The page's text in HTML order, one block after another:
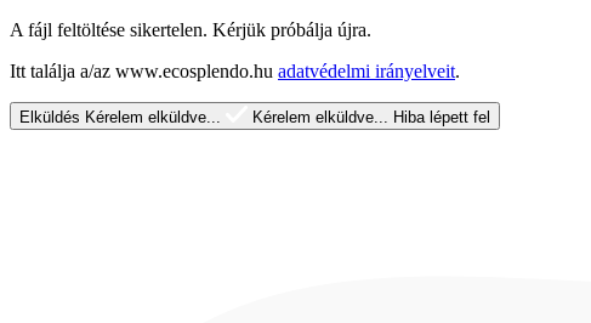
A fájl feltöltése sikertelen. Kérjük próbálja újra.
Itt találja a/az www.ecosplendo.hu adatvédelmi irányelveit.
Elküldés Kérelem elküldve... Kérelem elküldve... Hiba lépett fel